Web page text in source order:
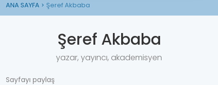
ANA SAYFA Şeref Akbaba
Şeref Akbaba
yazar, yayıncı, akademisyen
Sayfayı paylaş